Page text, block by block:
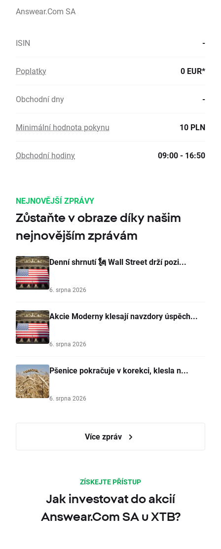
Answear.Com SA
ISIN -
Poplatky 0 EUR*
Obchodní dny -
Minimální hodnota pokynu 10 PLN
Obchodní hodiny 09:00 - 16:50
NEJNOVĚJŠÍ ZPRÁVY
Zůstaňte v obraze díky našim
nejnovějším zprávám
Denní shrnutí 🗽 Wall Street drží pozi...
6. srpna 2026
Akcie Moderny klesají navzdory úspěch...
6. srpna 2026
Pšenice pokračuje v korekci, klesla n...
6. srpna 2026
Více zpráv
ZÍSKEJTE PŘÍSTUP
Jak investovat do akcií
Answear.Com SA u XTB?